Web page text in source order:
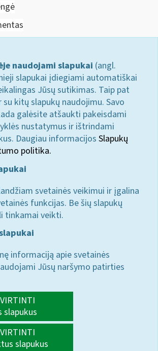
naudojami slapukai (angl.
slapukai įdiegiami automatiškai
Jūsų sutikimas. Taip pat
kitų slapukų naudojimu. Savo
galėsite atšaukti pakeisdami
nustatymus ir ištrindami
Daugiau informacijos Slapukų
politika.
svetainės veikimui ir įgalina
funkcijas. Be šių slapukų
tinkamai veikti.
informaciją apie svetainės
Jūsų naršymo patirties
slapukus
slapukus